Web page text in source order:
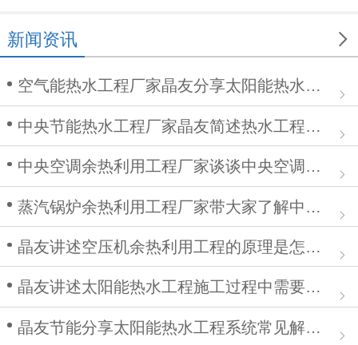

新闻资讯
空气能热水工程厂家晶友分享太阳能热水工程在安装中的作用
中央节能热水工程厂家晶友简述热水工程施工步骤及注意事项
中央空调余热利用工程厂家谈谈中央空调清洗步骤
蒸汽锅炉余热利用工程厂家带大家了解中央空调余热利用工程
晶友讲述空压机余热利用工程的原理是怎么样的？
晶友讲述太阳能热水工程施工过程中需要注意哪些问题
晶友节能分享太阳能热水工程系统常见解决方案有哪些？